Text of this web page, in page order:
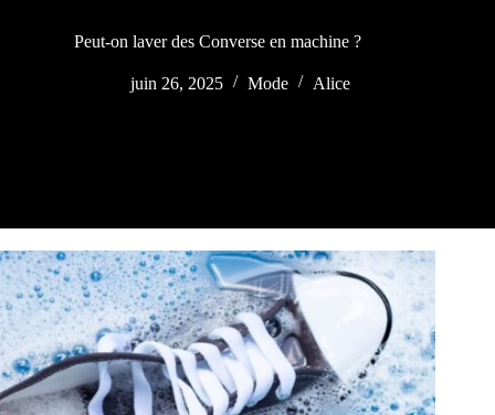
Peut-on laver des Converse en machine ?
juin 26, 2025 Mode Alice